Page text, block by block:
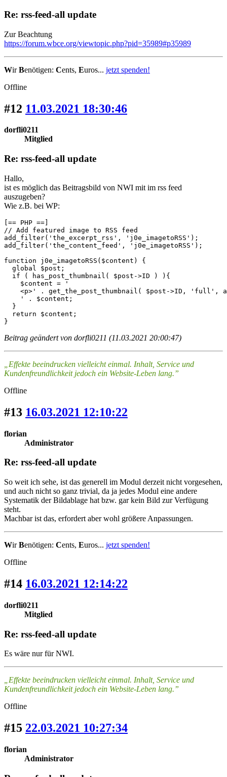
Re: rss-feed-all update
Zur Beachtung
https://forum.wbce.org/viewtopic.php?pid=35989#p35989
WirBenötigen: Cents, Euros... jetzt spenden!
Offline
#12 11.03.2021 18:30:46
dorfli0211
Mitglied
Re: rss-feed-all update
Hallo,
ist es möglich das Beitragsbild von NWI mit im rss feed
auszugeben?
Wie z.B. bei WP:
[== PHP ==]
// Add featured image to RSS feed
add_filter('the_excerpt_rss', 'j0e_imagetoRSS');
add_filter('the_content_feed', 'j0e_imagetoRSS');
function j0e_imagetoRSS($content) {
  global $post;
  if ( has_post_thumbnail( $post->ID ) ){
    $content = '
<p>' . get_the_post_thumbnail( $post->ID, 'full',
    ' . $content;
  }
  return $content;
}
Beitrag geändert von dorfli0211 (11.03.2021 20:00:47)
„Effekte beeindrucken vielleicht einmal. Inhalt, Service und
Kundenfreundlichkeit jedoch ein Website-Leben lang.”
Offline
#13 16.03.2021 12:10:22
florian
Administrator
Re: rss-feed-all update
So weit ich sehe, ist das generell im Modul derzeit nicht vorgesehen,
und auch nicht so ganz trivial, da ja jedes Modul eine andere
Systematik der Bildablage hat bzw. gar kein Bild zur Verfügung
steht.
Machbar ist das, erfordert aber wohl größere Anpassungen.
WirBenötigen: Cents, Euros... jetzt spenden!
Offline
#14 16.03.2021 12:14:22
dorfli0211
Mitglied
Re: rss-feed-all update
Es wäre nur für NWI.
„Effekte beeindrucken vielleicht einmal. Inhalt, Service und
Kundenfreundlichkeit jedoch ein Website-Leben lang.”
Offline
#15 22.03.2021 10:27:34
florian
Administrator